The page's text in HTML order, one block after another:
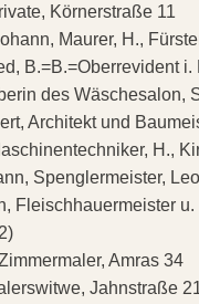
Körnerstraße 11
Maurer, H.,
B.=B.=Oberrevident i.
des Wäschesalon,
Architekt und
H.,
Spenglermeister,
Fleischhauermeister
Amras 34
Jahnstraße